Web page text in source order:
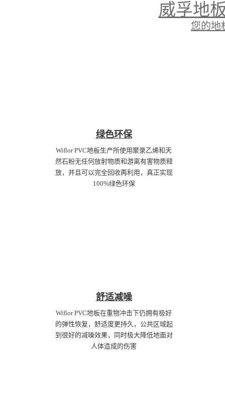
威孚地
您的地
绿色环保
Wiflor PVC地板生产所使用聚录乙烯和天
然石粉无任何放射物质和游离有害物质释
放，并且可以完全回收再利用，真正实现
100%绿色环保
舒适减噪
Wiflor PVC地板在重物冲击下仍拥有极好
的弹性恢复，舒适度更持久，公共区域起
到很好的减噪效果，同时极大降低地面对
人体造成的伤害